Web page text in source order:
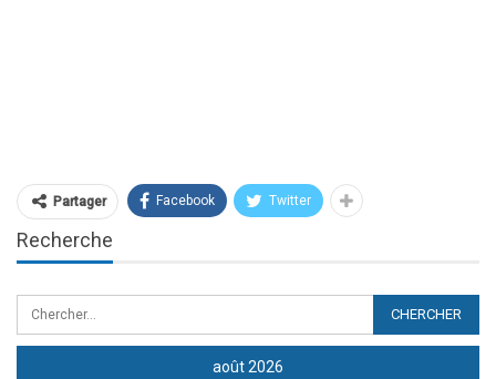
Partager Facebook Twitter
Recherche
août 2026